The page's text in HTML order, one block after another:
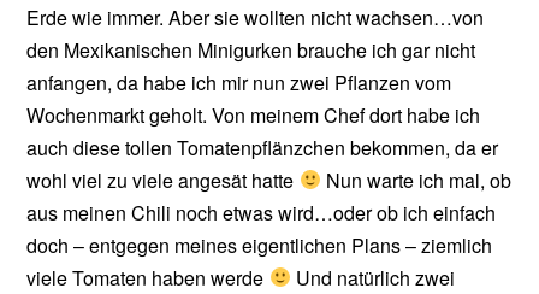
Erde wie immer. Aber sie wollten nicht wachsen…von
den Mexikanischen Minigurken brauche ich gar nicht
anfangen, da habe ich mir nun zwei Pflanzen vom
Wochenmarkt geholt. Von meinem Chef dort habe ich
auch diese tollen Tomatenpflänzchen bekommen, da er
wohl viel zu viele angesät hatte
Nun warte ich mal, ob
aus meinen Chili noch etwas wird…oder ob ich einfach
doch – entgegen meines eigentlichen Plans – ziemlich
viele Tomaten haben werde
Und natürlich zwei